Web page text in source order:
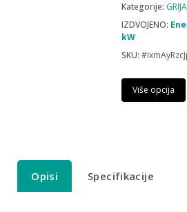
Kategorije:
IZDVOJENO:
kW
SKU:
Više opcija
Opisi Specifikacije